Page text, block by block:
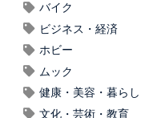
バイク
ビジネス・経済
ホビー
ムック
健康・美容・暮らし
文化・芸術・教育